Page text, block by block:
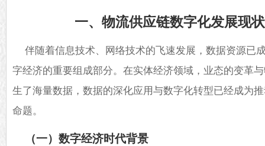
一、物流供应链数字化发展现
伴随着信息技术、网络技术的飞速发展，数据资源已
字经济的重要组成部分。在实体经济领域，业态的变革
生了海量数据，数据的深化应用与数字化转型已经成为
命题。
（一）数字经济时代背景